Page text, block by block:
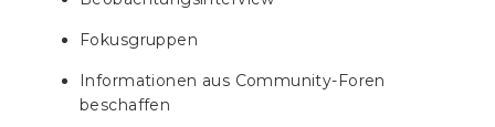
Fokusgruppen
Informationen aus Community-Foren
beschaffen